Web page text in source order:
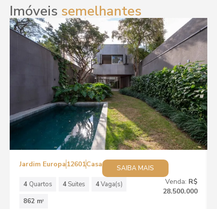
Imóveis semelhantes
Jardim Europa 12601Casa
SAIBA MAIS
4 Quartos 4 Suites 4Vaga(s)
862 m2
Venda: R$
28.500.000